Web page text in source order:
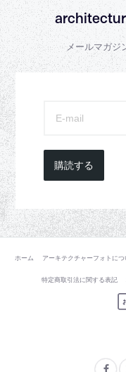
メールマガジ
購読する
ホーム アーキテクチャーフォトにつ
特定商取引法に関する表記